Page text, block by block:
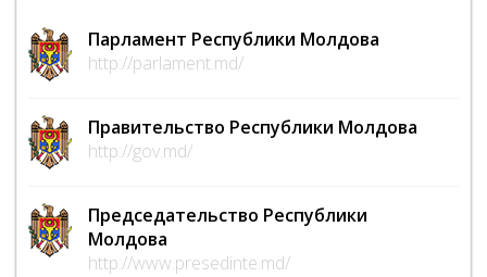
Парламент Республики Молдова
http://parlament.md/
Правительство Республики Молдова
http://gov.md/
Председательство Республики
Молдова
http://www.presedinte.md/